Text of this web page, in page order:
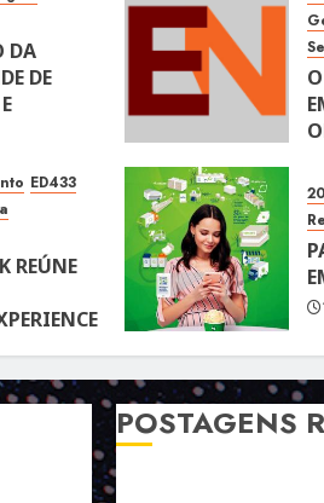
DA
DE
ED433
REÚNE
118
POSTAGENS
A LINGUAGEM DE